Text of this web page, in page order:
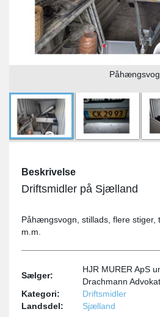
Beskrivelse
Driftsmidler på Sjælland
Påhængsvogn, stillads, flere stiger,
m.m.
Sælger:
HJR MURER ApS
Drachmann
Kategori:
Driftsmidler
Landsdel:
Sjælland